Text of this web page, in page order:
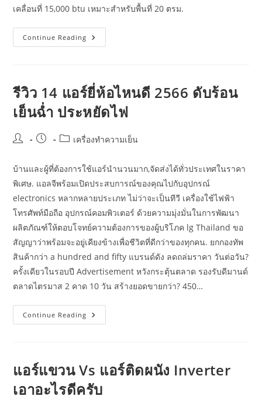
เคลื่อนที่ 15,000 btu เหมาะสำหรับพื้นที่ 20 ตรม.
Continue Reading คัด
มา
ยี่ห้อ
ไหน
2024
อัพเดท-
รีวิว 14 แอร์ยี่ห้อไหนดี 2566 ดับร้อน
เย็นฉ่ำ ประหยัดไฟ
Post
Post
Postเครื่องทำความเย็น
บ้านและผู้ที่ต้องการใช้แอร์นำนวนมาก,จัดส่งได้ทั่วประเทศในราคา
พิเศษ. แอลจีพร้อมเปิดประสบการณ์ของคุณไปกับอุปกรณ์
electronics หลากหลายประเภท ไม่ว่าจะเป็นทีวี เครื่องใช้ไฟฟ้า
โทรศัพท์มือถือ อุปกรณ์คอมพิวเตอร์ ด้วยความมุ่งมั่นในการพัฒนา
ผลิตภัณฑ์ให้ตอบโจทย์ความต้องการของผู้บริโภค lg Thailand ขอ
สัญญาว่าพร้อมจะอยู่เคียงข้างเพื่อชีวิตที่ดีกว่าของทุกคน. ยกกองทัพ
สินค้ากว่า a hundred and fifty แบรนด์ดัง ลดถล่มราคา วันต่อวัน?
ครั้งเดียวในรอบปี Advertisement หวังกระตุ้นตลาด รองรับดีมานด์
ตลาดไตรมาส 2 คาด 10 วัน สร้างยอดขายกว่า? 450…
Continue Reading รีวิว
14
2566
ดับ
ร้อน
เย็น
ฉ่ำ
แอร์แขวน Vs แอร์ติดผนัง Inverter
เอาอะไรดีครับ